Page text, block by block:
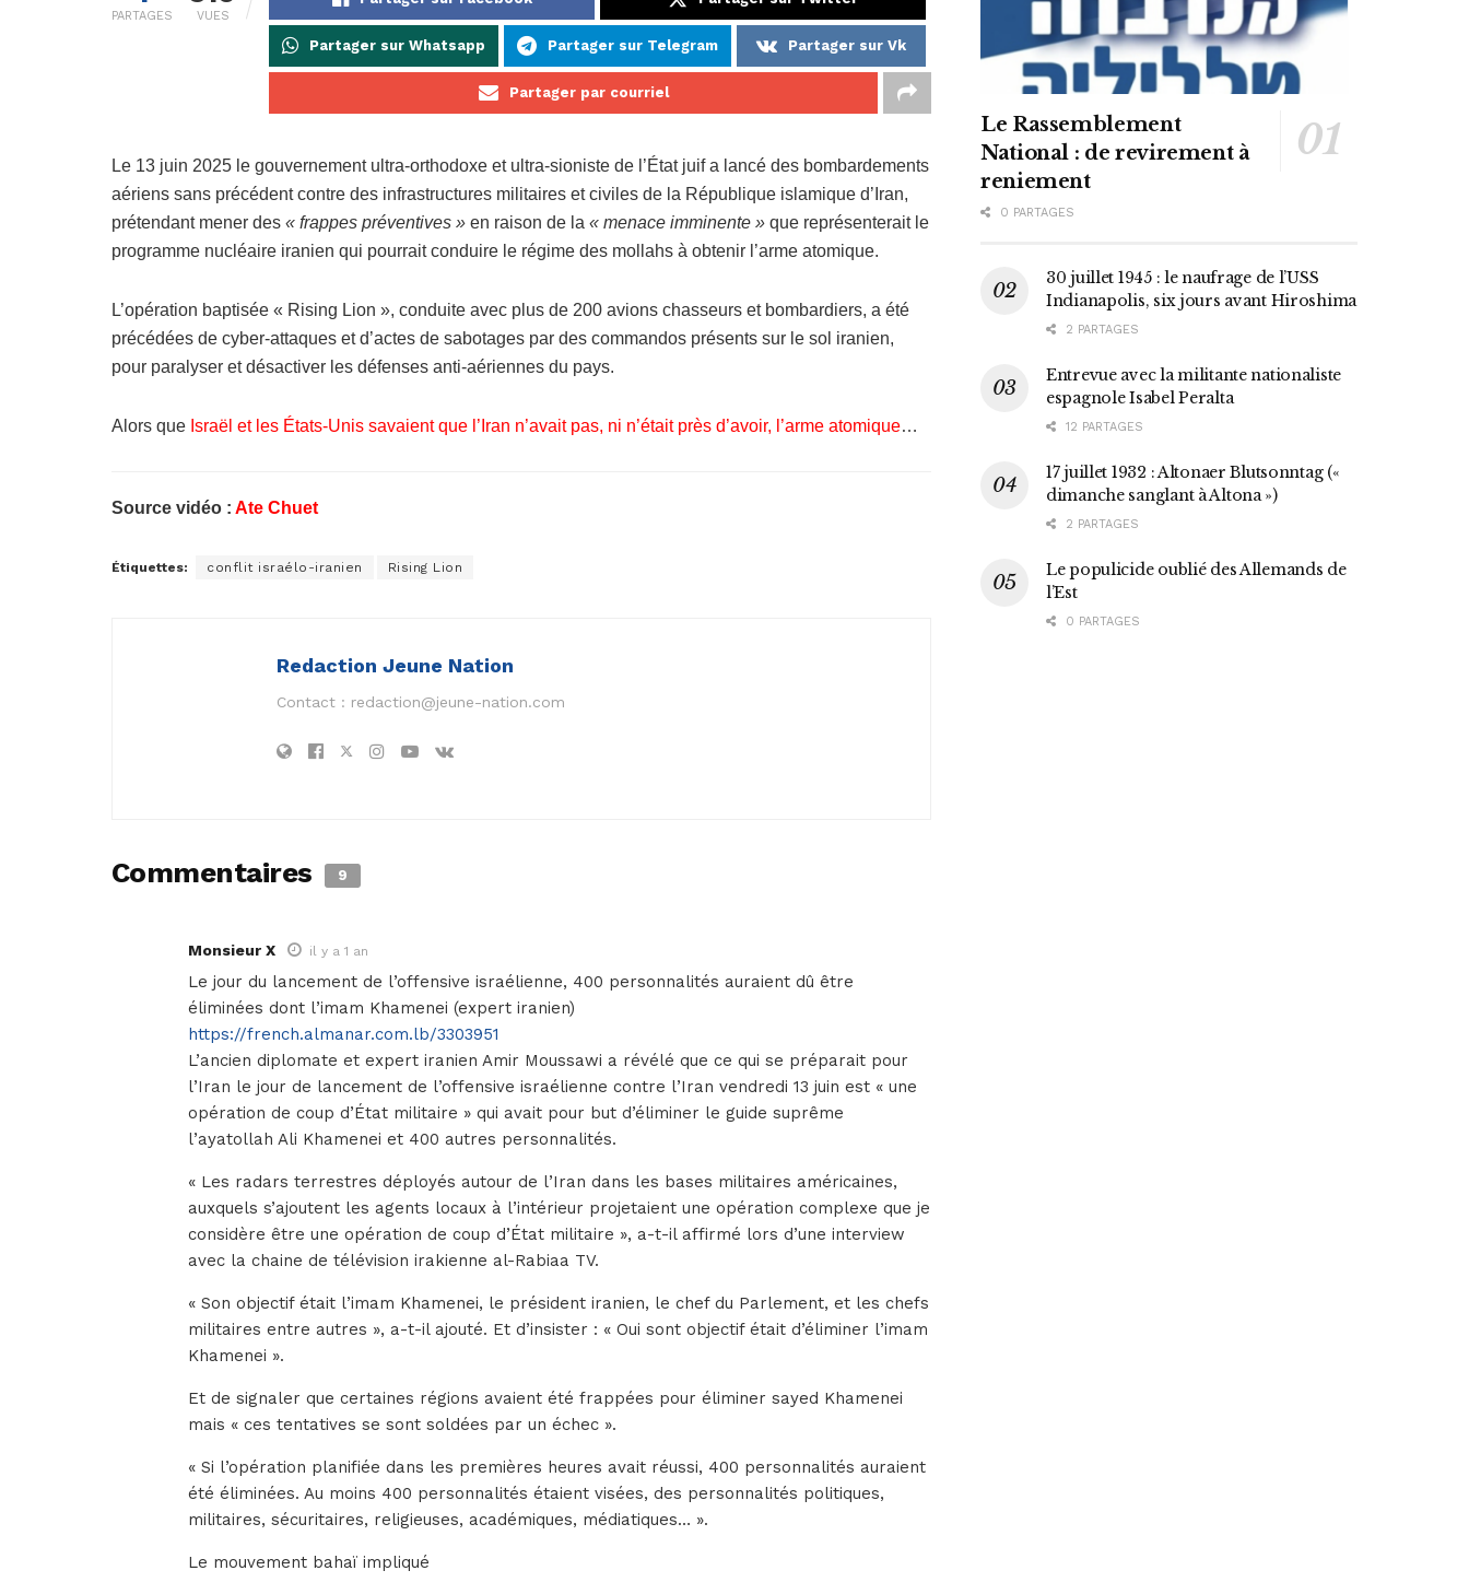
PARTAGES VUES
Partager sur Whatsapp Partager sur Telegram Partager sur Vk
Partager par courriel
Le 13 juin 2025 le gouvernement ultra-orthodoxe et ultra-sioniste de l’État juif a lancé des bombardements
aériens sans précédent contre des infrastructures militaires et civiles de la République islamique d’Iran,
prétendant mener des « frappes préventives » en raison de la « menace imminente » que représenterait le
programme nucléaire iranien qui pourrait conduire le régime des mollahs à obtenir l’arme atomique.
L’opération baptisée « Rising Lion », conduite avec plus de 200 avions chasseurs et bombardiers, a été
précédées de cyber-attaques et d’actes de sabotages par des commandos présents sur le sol iranien,
pour paralyser et désactiver les défenses anti-aériennes du pays.
Alors que Israël et les États-Unis savaient que l’Iran n’avait pas, ni n’était près d’avoir, l’arme atomique…
Source vidéo : Ate Chuet
Étiquettes: conflit israélo-iranien Rising Lion
Redaction Jeune Nation
Contact : redaction@jeune-nation.com
Commentaires 9
Monsieur X il y a 1 an
Le jour du lancement de l’offensive israélienne, 400 personnalités auraient dû être
éliminées dont l’imam Khamenei (expert iranien)
https://french.almanar.com.lb/3303951
L’ancien diplomate et expert iranien Amir Moussawi a révélé que ce qui se préparait pour
l’Iran le jour de lancement de l’offensive israélienne contre l’Iran vendredi 13 juin est « une
opération de coup d’État militaire » qui avait pour but d’éliminer le guide suprême
l’ayatollah Ali Khamenei et 400 autres personnalités.
« Les radars terrestres déployés autour de l’Iran dans les bases militaires américaines,
auxquels s’ajoutent les agents locaux à l’intérieur projetaient une opération complexe que je
considère être une opération de coup d’État militaire », a-t-il affirmé lors d’une interview
avec la chaine de télévision irakienne al-Rabiaa TV.
« Son objectif était l’imam Khamenei, le président iranien, le chef du Parlement, et les chefs
militaires entre autres », a-t-il ajouté. Et d’insister : « Oui sont objectif était d’éliminer l’imam
Khamenei ».
Et de signaler que certaines régions avaient été frappées pour éliminer sayed Khamenei
mais « ces tentatives se sont soldées par un échec ».
« Si l’opération planifiée dans les premières heures avait réussi, 400 personnalités auraient
été éliminées. Au moins 400 personnalités étaient visées, des personnalités politiques,
militaires, sécuritaires, religieuses, académiques, médiatiques… ».
Le mouvement bahaï impliqué
Le Rassemblement
National : de revirement à
reniement
0 PARTAGES
30 juillet 1945 : le naufrage de l’USS
Indianapolis, six jours avant Hiroshima
2 PARTAGES
Entrevue avec la militante nationaliste
espagnole Isabel Peralta
12 PARTAGES
17 juillet 1932 : Altonaer Blutsonntag («
dimanche sanglant à Altona »)
2 PARTAGES
Le populicide oublié des Allemands de
l’Est
0 PARTAGES